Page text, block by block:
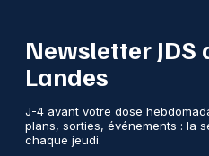
Newsletter JDS
Landes
J-4 avant votre dose
plans, sorties, événements : la
chaque jeudi.